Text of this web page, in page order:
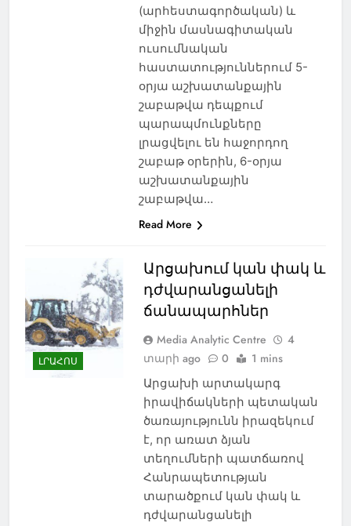
(արհեստագործական) և
միջին մասնագիտական
ուսումնական
հաստատություններում 5-
օրյա աշխատանքային
շաբաթվա դեպքում
պարապմունքները
լրացվելու են հաջորդող
շաբաթ օրերին, 6-օրյա
աշխատանքային
շաբաթվա…
Read More
ԼՐԱՀՈՍ
Արցախում կան փակ և
դժվարանցանելի
ճանապարհներ
Media Analytic Centre
4
տարի ago
0 1 mins
Արցախի արտակարգ
իրավիճակների պետական
ծառայությունն իրազեկում
է, որ առատ ձյան
տեղումների պատճառով
Հանրապետության
տարածքում կան փակ և
դժվարանցանելի